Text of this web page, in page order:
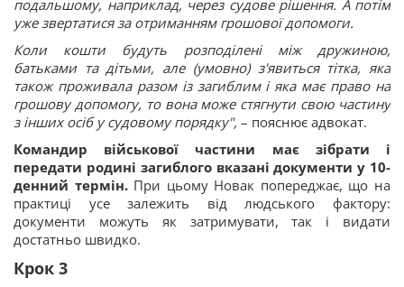
подальшому, наприклад, через судове рішення. А потім
уже звертатися за отриманням грошової допомоги.
Коли кошти будуть розподілені між дружиною,
батьками та дітьми, але (умовно) з'явиться тітка, яка
також проживала разом із загиблим і яка має право на
грошову допомогу, то вона може стягнути свою частину
з інших осіб у судовому порядку", – пояснює адвокат.
Командир військової частини має зібрати і
передати родині загиблого вказані документи у 10-
денний термін.При цьому Новак попереджає, що на
практиці усе залежить від людського фактору:
документи можуть як затримувати, так і видати
достатньо швидко.
Крок 3